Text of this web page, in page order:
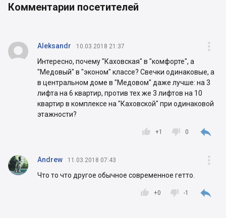
Комментарии посетителей
 Aleksandr 10.03.2018 21:37 
Интересно, почему "Каховская" в "комфорте", а
"Медовый" в "эконом" классе? Свечки одинаковые, а
в центральном доме в "Медовом" даже лучше: на 3
лифта на 6 квартир, против тех же 3 лифтов на 10
квартир в комплексе на "Каховской" при одинаковой
этажности?

 0
 +1
Andrew 11.03.2018 07:43 
Что то что другое обычное современное гетто.

 -1
 +0